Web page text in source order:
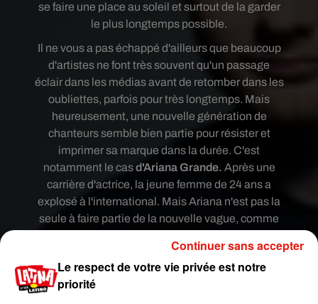
se faire une place au soleil et surtout de la garder
le plus longtemps possible.
Il ne vous a pas échappé d'ailleurs que beaucoup
d'artistes ne font très souvent qu'un passage
éclair dans les médias avant de retomber dans les
oubliettes, parfois pour très longtemps. Mais
heureusement, une nouvelle génération de
chanteurs semble bien partie pour résister et
imprimer sa marque dans la durée. C'est
notamment le casd'Ariana Grande. Après une
carrière d'actrice, la jeune femme de 24 ans a
explosé à l'international. Mais Ariana n'est pas la
seule à faire partie de la nouvelle vague, comme
qui donc ?
On a assez patienté quand même, donnez-nous
son nom bon sang ! Ça va, ça va , ne vous énervez
Le respect de votre vie privée est notre
priorité
Continuer sans accepter